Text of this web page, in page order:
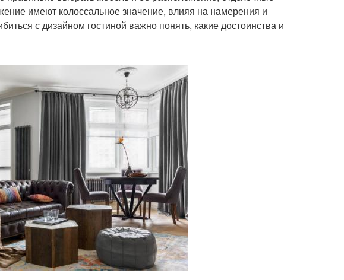
имеют колоссальное значение, влияя на намерения и
с дизайном гостиной важно понять, какие достоинства и